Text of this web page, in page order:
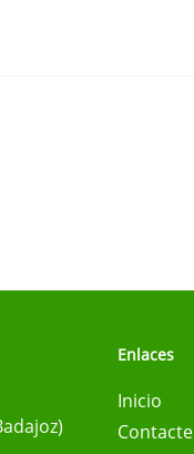
Enlaces
Inicio
Contacte